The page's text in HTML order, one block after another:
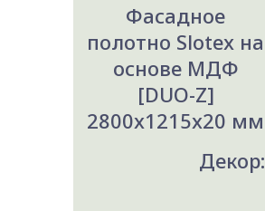
Фасадное
полотно Slotex на
основе МДФ
[DUO-Z]
2800x1215x20 мм
Декор: